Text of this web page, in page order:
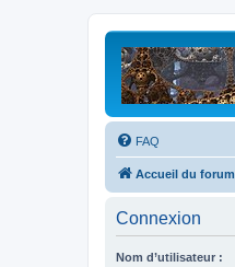
FAQ
Accueil du forum
Connexion
Nom d’utilisateur :